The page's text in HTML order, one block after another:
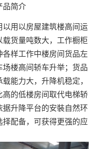
简介
用以房屋建筑楼高间运
货量吨数大，工作橱柜
样工作中楼房间货品左
楼高间轿车升举；货品
能力大，升降机稳定，
的低楼房间取代电梯轿
升降平台的安裝自然环
配备，可获得更强的应